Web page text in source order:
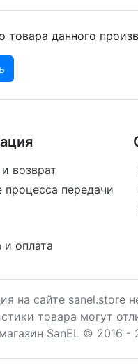
товара данного
возврат
процесса передачи
и оплата
на сайте sanel.store
товара могут
SanEL © 2016 -